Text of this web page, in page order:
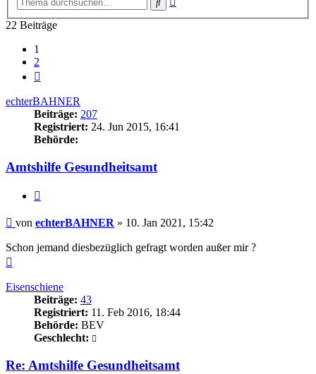
22 Beiträge
1
2
echterBAHNER
Beiträge: 207
Registriert: 24. Jun 2015, 16:41
Behörde:
Amtshilfe Gesundheitsamt
Beitrag
von echterBAHNER » 10. Jan 2021, 15:42
Schon jemand diesbezüglich gefragt worden außer mir ?
Eisenschiene
Beiträge: 43
Registriert: 11. Feb 2016, 18:44
Behörde: BEV
Geschlecht:
Re: Amtshilfe Gesundheitsamt